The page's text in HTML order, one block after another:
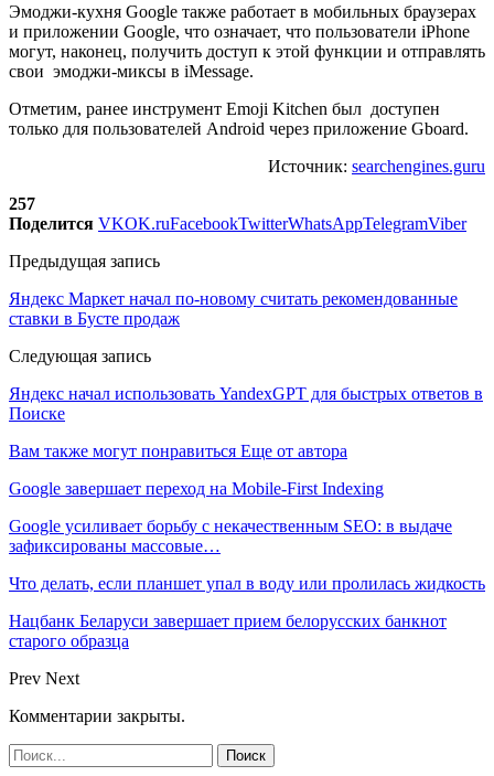
Эмоджи-кухня Google также работает в мобильных браузерах
и приложении Google, что означает, что пользователи iPhone
могут, наконец, получить доступ к этой функции и отправлять
свои эмоджи-миксы в iMessage.
Отметим, ранее инструмент Emoji Kitchen был доступен
только для пользователей Android через приложение Gboard.
Источник: searchengines.guru
257
Поделится VKOK.ruFacebookTwitterWhatsAppTelegramViber
Предыдущая запись
Яндекс Маркет начал по-новому считать рекомендованные
ставки в Бусте продаж
Следующая запись
Яндекс начал использовать YandexGPT для быстрых ответов в
Поиске
Вам также могут понравиться Еще от автора
Google завершает переход на Mobile-First Indexing
Google усиливает борьбу с некачественным SEO: в выдаче
зафиксированы массовые…
Что делать, если планшет упал в воду или пролилась жидкость
Нацбанк Беларуси завершает прием белорусских банкнот
старого образца
Prev Next
Комментарии закрыты.